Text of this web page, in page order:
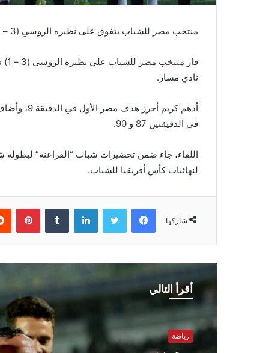
منتخب مصر للشباب يتفوق على نظيره الروسي (3 – 1) ودياً
نادي مسار.
أدهم كريم
في الدقيقتين 87 و 90.
لنهائيات كأس أفريقيا للشباب.
شاركها
فيسبوك تويتر لينكدإن
أقرأ التالي
رياضة